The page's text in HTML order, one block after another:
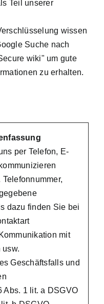
Teil unserer
wissen
Suche nach
wiki" um gute
zu erhalten.
per Telefon, E-
dazu finden Sie bei
mit
usw.
Geschäftsfalls und
Abs. 1 lit. a DSGVO